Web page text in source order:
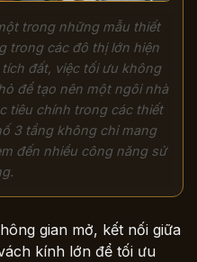
trong những mẫu thiết
trong các đô thị lớn hiện
đất, việc tối ưu không
để tạo nên một ngôi nhà
tiêu chính trong các thiết
3 tầng không chỉ mang
đến nhiều công năng sử
gian mở, kết nối giữa
kính lớn để tối ưu